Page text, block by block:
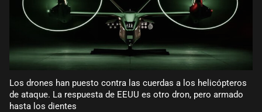
Los drones han puesto contra las cuerdas a los helicópteros
de ataque. La respuesta de EEUU es otro dron, pero armado
hasta los dientes